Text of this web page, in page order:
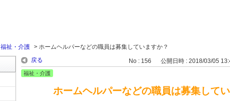
福祉・介護 > ホームヘルパーなどの職員は募集していますか？
戻る No : 156 公開日時 : 2018/03/05
福祉・介護
ホームヘルパーなどの職員は募集して